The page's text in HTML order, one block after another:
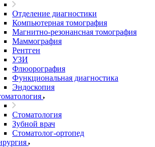
Отделение диагностики
Компьютерная томография
Магнитно-резонансная томография
Маммография
Рентген
УЗИ
Флюорография
Функциональная диагностика
Эндоскопия
Стоматология
Зубной врач
Стоматолог-ортопед